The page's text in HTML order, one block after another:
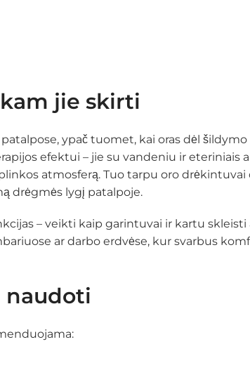
jie skirti
ypač tuomet, kai oras dėl
efektui – jie su vandeniu ir eteriniais
atmosferą. Tuo tarpu oro
drėgmės lygį patalpoje.
– veikti kaip garintuvai ir kartu skleisti
ar darbo erdvėse, kur svarbus
naudoti